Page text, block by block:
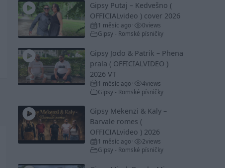
Gipsy Putaj – Kedvešno (
OFFICIALvideo ) cover 2026
1 měsíc ago 0views
Gipsy - Romské písničky
Gipsy Jodo & Patrik – Phena
prala ( OFFICIALVIDEO )
2026 VT
1 měsíc ago 4views
Gipsy - Romské písničky
Gipsy Mekenzi & Kaly –
Barvale romes (
OFFICIALvideo ) 2026
1 měsíc ago 2views
Gipsy - Romské písničky